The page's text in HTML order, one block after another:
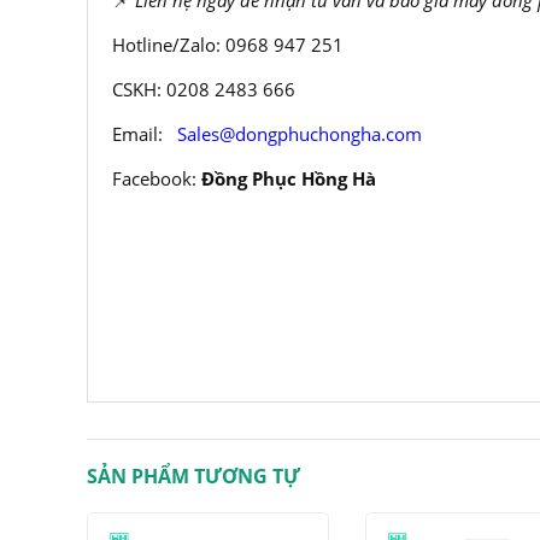
Hotline/Zalo: 0968 947 251
CSKH: 0208 2483 666
Email: Sales@dongphuchongha.com
Facebook: Đồng Phục Hồng Hà
SẢN PHẨM TƯƠNG TỰ